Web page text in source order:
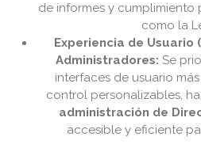
de informes y
como la
Experiencia de Usuario
Administradores: Se
interfaces de usuario
control personalizables,
administración de
accesible y eficiente